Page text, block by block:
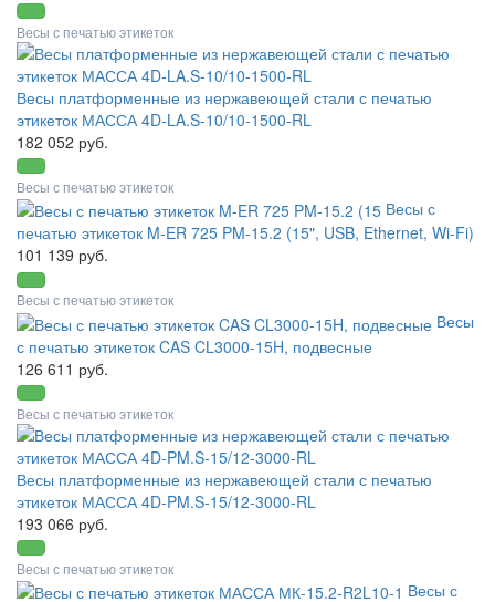
Весы с печатью этикеток
Весы платформенные из нержавеющей стали с печатью
этикеток МАССА 4D-LA.S-10/10-1500-RL
182 052 руб.
Весы с печатью этикеток
Весы с
печатью этикеток M-ER 725 PM-15.2 (15", USB, Ethernet, Wi-Fi)
101 139 руб.
Весы с печатью этикеток
Весы
с печатью этикеток CAS CL3000-15H, подвесные
126 611 руб.
Весы с печатью этикеток
Весы платформенные из нержавеющей стали с печатью
этикеток МАССА 4D-PM.S-15/12-3000-RL
193 066 руб.
Весы с печатью этикеток
Весы с